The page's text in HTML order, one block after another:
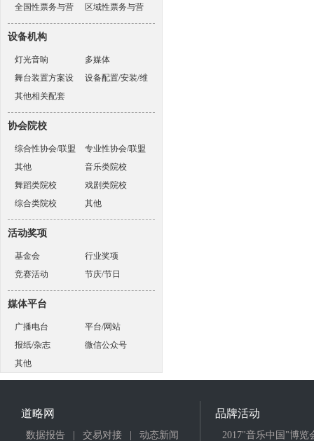
全国性票务与营
销机构
区域性票务与营
销机构
设备机构
灯光音响
多媒体
舞台装置方案设
计
设备配置/安装/维
其他相关配套
协会院校
综合性协会/联盟
专业性协会/联盟
其他
音乐类院校
舞蹈类院校
戏剧类院校
综合类院校
其他
活动奖项
基金会
行业奖项
竞赛活动
节庆/节日
媒体平台
广播电台
平台/网站
报纸/杂志
微信公众号
其他
道略网
数据报告 交易对接
动态新闻
品牌活动
2017"音乐中国"博览